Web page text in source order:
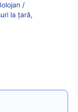
/
la țară,